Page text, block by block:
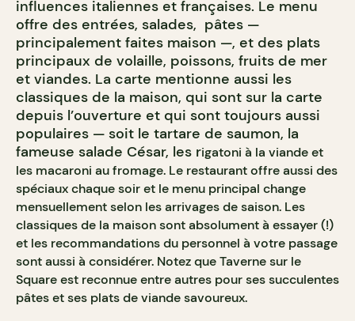
influences italiennes et françaises. Le menu
offre des entrées, salades, pâtes —
principalement faites maison —, et des plats
principaux de volaille, poissons, fruits de mer
et viandes. La carte mentionne aussi les
classiques de la maison, qui sont sur la carte
depuis l’ouverture et qui sont toujours aussi
populaires — soit le tartare de saumon, la
fameuse salade César, les rigatoni à la viande et
les macaroni au fromage. Le restaurant offre aussi des
spéciaux chaque soir et le menu principal change
mensuellement selon les arrivages de saison. Les
classiques de la maison sont absolument à essayer (!)
et les recommandations du personnel à votre passage
sont aussi à considérer. Notez que Taverne sur le
Square est reconnue entre autres pour ses succulentes
pâtes et ses plats de viande savoureux.